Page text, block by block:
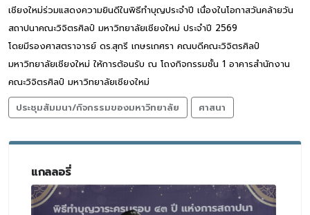
เชียงใหม่ร่วมแสดงความยินดีในพิธีทำบุญประจำปี เนื่องในโอกาสวันคล้ายวัน
สถาปนาคณะวิจิตรศิลป์ มหาวิทยาลัยเชียงใหม่ ประจำปี 2569
โดยมีรองศาสตราจารย์ ดร.สุกรี เกษรเกศรา คณบดีคณะวิจิตรศิลป์
มหาวิทยาลัยเชียงใหม่ ให้การต้อนรับ ณ โถงกิจกรรมชั้น 1 อาคารสำนักงาน
คณะวิจิตรศิลป์ มหาวิทยาลัยเชียงใหม่
ประชุมสัมมนา/กิจกรรมของมหาวิทยาลัย
ศาสนา
แกลลอรี่